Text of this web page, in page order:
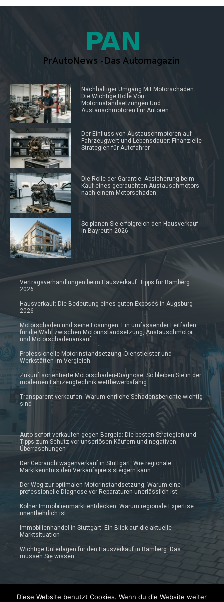
Nachhaltiger Umgang Mit Motorschäden:
Die Wichtige Rolle Von
Motorinstandsetzungen Und
Austauschmotoren Für Autoren
Der Einfluss von Austauschmotoren auf
Fahrzeugwert und Lebensdauer: Finanzielle
Strategien für Autofahrer
Die Rolle der Garantie: Absicherung beim
Kauf eines gebrauchten Austauschmotors
nach einem Motorschaden
So planen Sie erfolgreich den Hausverkauf
in Bayreuth 2026
Vertragsverhandlungen beim Hausverkauf: Tipps für Bamberg
2026
Hausverkauf: Die Bedeutung eines guten Exposés in Augsburg
2026
Motorschaden und seine Lösungen: Ein umfassender Leitfaden
für die Wahl zwischen Motorinstandsetzung, Austauschmotor
und Motorschadenankauf
Professionelle Motorinstandsetzung: Dienstleister und
Werkstätten im Vergleich.
Zukunftsorientierte Motorschaden-Diagnose: So bleiben Sie in der
modernen Fahrzeugtechnik wettbewerbsfähig
Transparent verkaufen: Warum ehrliche Schadensberichte wichtig
sind
Auto sofort verkaufen gegen Bargeld: Die besten Strategien und
Tipps zum Schutz vor unseriösen Käufern und negativen
Überraschungen
Der Gebrauchtwagenverkauf in Stuttgart: Wie regionale
Marktkenntnis den Verkaufspreis steigern kann
Der Weg zur optimalen Motorinstandsetzung: Warum eine
professionelle Diagnose vor Reparaturen unerlässlich ist
Kölner Immobilienmarkt entdecken: Warum regionale Expertise
unentbehrlich ist
Immobilienhandel in Stuttgart: Ein Blick auf die aktuelle
Marktsituation
Wichtige Unterlagen für den Hausverkauf in Bamberg: Das
müssen Sie wissen
Diese Website benutzt Cookies. Wenn du die Website weiter